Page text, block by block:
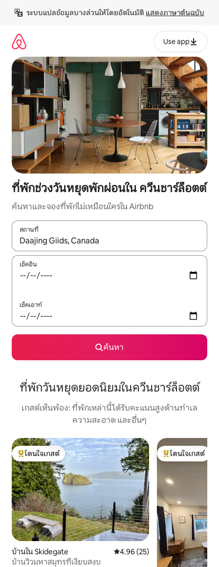
เนื้อหา
ระบบแปลข้อมูลบางส่วนให้โดยอัตโนมัติ แสดงภาษาต้นฉบับ
Use app
ที่พักช่วงวันหยุดพักผ่อนใน ควีนชาร์ล็อตต์
ค้นหาและจองที่พักไม่เหมือนใครใน Airbnb
สถานที่
ใช้ลูกศรขึ้นลง หรือใช้การสัมผัสหรือปัด เพื่อสำรวจผลการค้นหา
เช็คอิน
เช็คเอาท์
ค้นหา
ที่พักวันหยุดยอดนิยมในควีนชาร์ล็อตต์
เกสต์เห็นพ้อง: ที่พักเหล่านี้ได้รับคะแนนสูงด้านทำเล
ความสะอาด และอื่นๆ
โดนใจเกสต์ที่สุด
โดนใจเกสต์
บ้านใน Skidegate คะแนนเฉลี่ย 4.96 จาก 5, 25 รีวิว
4.96 (25)
บ้านวิวมหาสมุทรที่เงียบสงบ
โดนใจเกสต์ที่สุด
โดนใจเกสต์